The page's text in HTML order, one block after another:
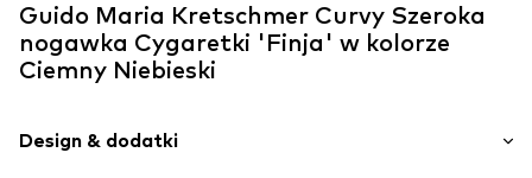
Guido Maria Kretschmer Curvy Szeroka
nogawka Cygaretki 'Finja' w kolorze
Ciemny Niebieski
Design & dodatki